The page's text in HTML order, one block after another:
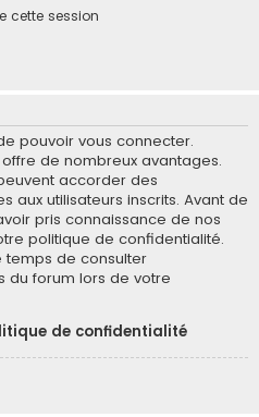
cette session
pouvoir vous connecter.
de nombreux avantages.
accorder des
aux utilisateurs inscrits. Avant de
pris connaissance de nos
politique de confidentialité.
temps de consulter
du forum lors de votre
de confidentialité